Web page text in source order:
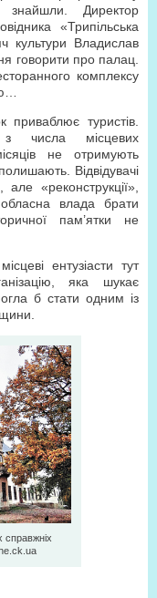
Директор
«Трипільська
культури Владислав
говорити про палац.
комплексу
туристів.
з числа місцевих
не отримують
Відвідувачі
«реконструкції»,
влада брати
пам’ятки не
ентузіасти тут
яка шукає
б стати одним із
справжніх